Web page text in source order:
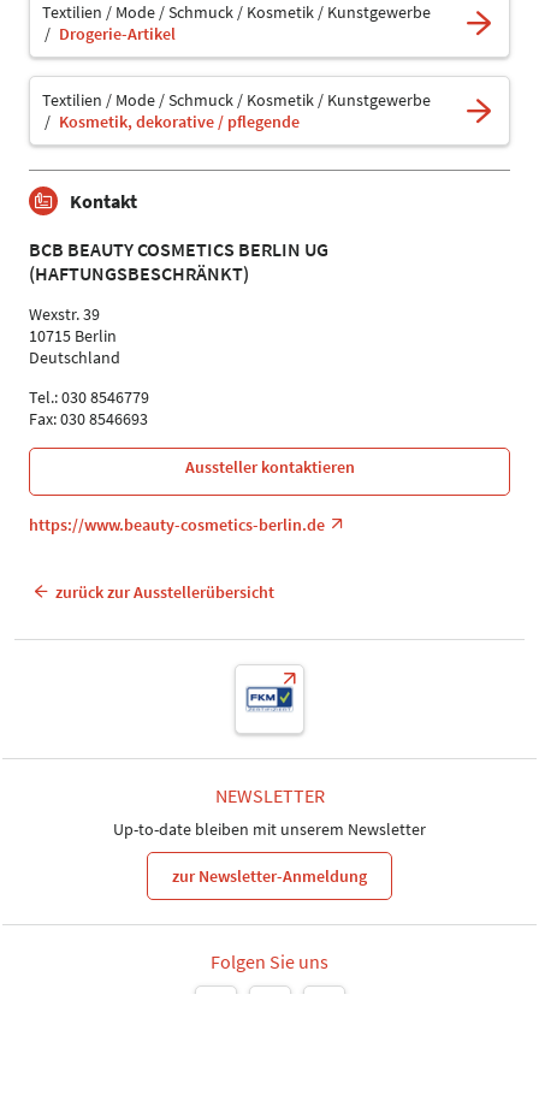
Textilien / Mode / Schmuck / Kosmetik / Kunstgewerbe
Drogerie-Artikel
Textilien / Mode / Schmuck / Kosmetik / Kunstgewerbe
Kosmetik, dekorative / pflegende
Kontakt
BCB BEAUTY COSMETICS BERLIN UG
(HAFTUNGSBESCHRÄNKT)
Wexstr. 39
10715 Berlin
Deutschland
Tel.: 030 8546779
Fax: 030 8546693
Aussteller kontaktieren
https://www.beauty-cosmetics-berlin.de
zurück zur Ausstellerübersicht
NEWSLETTER
Up-to-date bleiben mit unserem Newsletter
zur Newsletter-Anmeldung
Folgen Sie uns